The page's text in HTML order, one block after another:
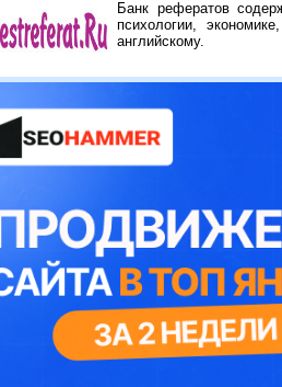
Банк рефератов
психологии,
английскому.